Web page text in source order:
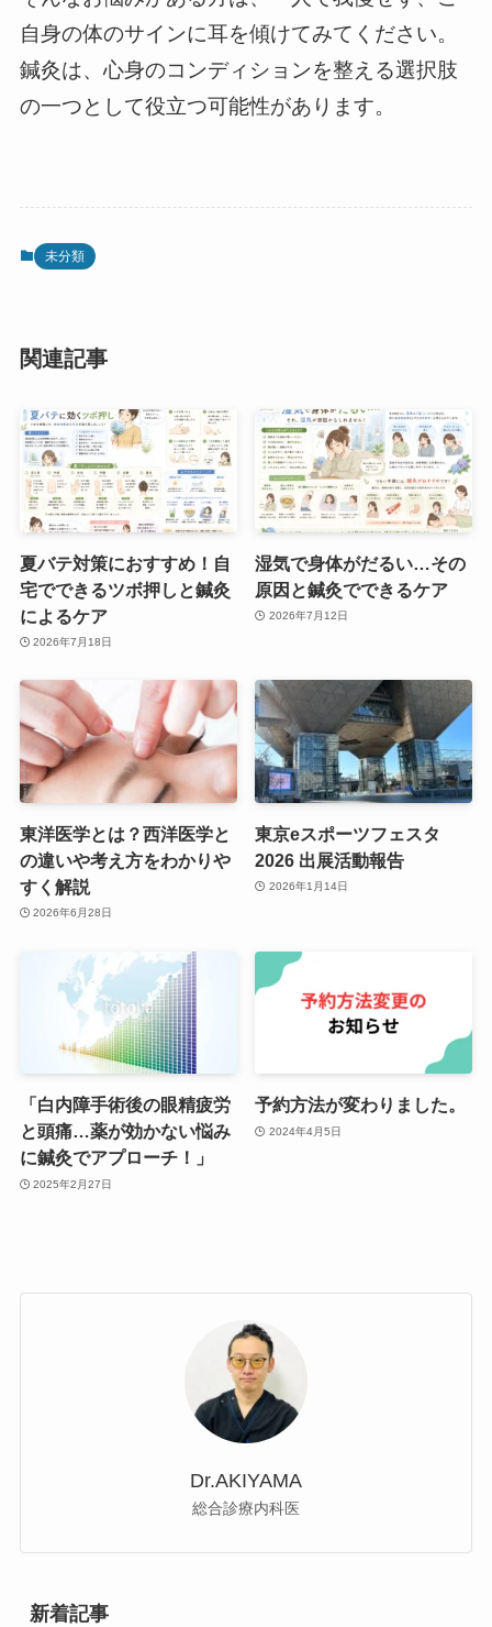
自身の体のサインに耳を傾けてみてください。
鍼灸は、心身のコンディションを整える選択肢
の一つとして役立つ可能性があります。
未分類
関連記事
夏バテ対策におすすめ！自
宅でできるツボ押しと鍼灸
によるケア
2026年7月18日
湿気で身体がだるい…その
原因と鍼灸でできるケア
2026年7月12日
東洋医学とは？西洋医学と
の違いや考え方をわかりや
すく解説
2026年6月28日
東京eスポーツフェスタ
2026 出展活動報告
2026年1月14日
「白内障手術後の眼精疲労
と頭痛…薬が効かない悩み
に鍼灸でアプローチ！」
2025年2月27日
予約方法が変わりました。
2024年4月5日
Dr.AKIYAMA
総合診療内科医
新着記事